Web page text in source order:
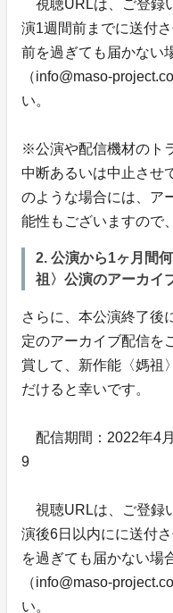
視聴URLは、ご登録
演1週間前までに送付
前を過ぎても届かない
（info@maso-
い。
※公演や配信機材のト
中断あるいは中止させ
のような場合には、ア
能性もございますので
2. 公演から1ヶ月間
祖〉公演のアーカイ
さらに、本公演終了後
定のアーカイブ配信を
賞して、新作能〈媽祖
だけると幸いです。
配信期間：2022年4
9
視聴URLは、ご登録
演後6日以内にに送付
を過ぎても届かない場
（info@maso-
い。